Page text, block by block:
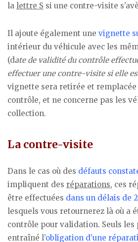
la lettre S si une contre-visite
Il ajoute également une vignette
intérieur du véhicule avec les
(date de validité du contrôle
effectuer une contre-visite si elle
vignette sera retirée et
contrôle, et ne concerne pas les
collection.
La contre-visite
Dans le cas où des défauts
impliquent des réparations, ces
être effectuées dans un délais de
lesquels vous retournerez là où a
contrôle pour validation. Seuls les
entraîné l’obligation d’une